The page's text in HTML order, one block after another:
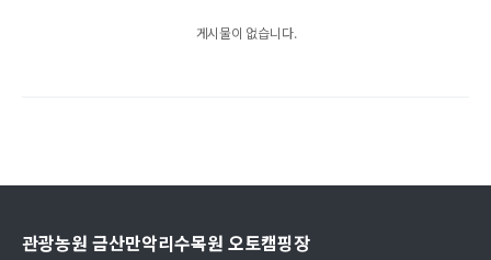
게시물이 없습니다.
관광농원 금산만악리수목원 오토캠핑장